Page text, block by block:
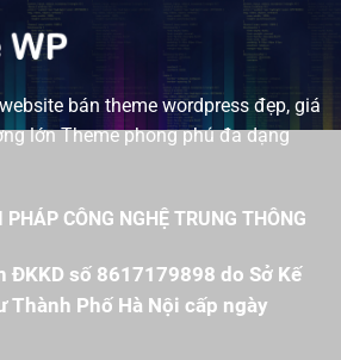
bán theme wordpress đẹp, giá
lớn Theme phong phú đa dạng
CÔNG NGHỆ TRUNG THÔNG
ĐKKD số 8617179898 do Sở Kế
Thành Phố Hà Nội cấp ngày